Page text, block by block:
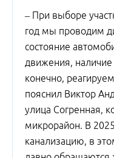
– При выборе
год мы проводим
состояние
движения,
конечно,
пояснил Виктор
улица Согренная,
микрорайон. В
канализацию, в